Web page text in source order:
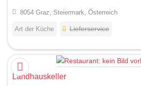
8054 Graz, Steiermark, Österreich
Art der Küche Lieferservice
Landhauskeller